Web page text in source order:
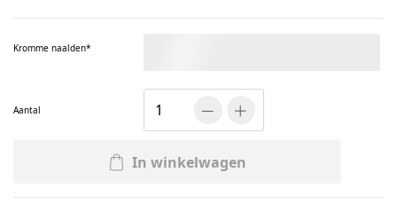
Kromme naalden
Aantal
In winkelwagen